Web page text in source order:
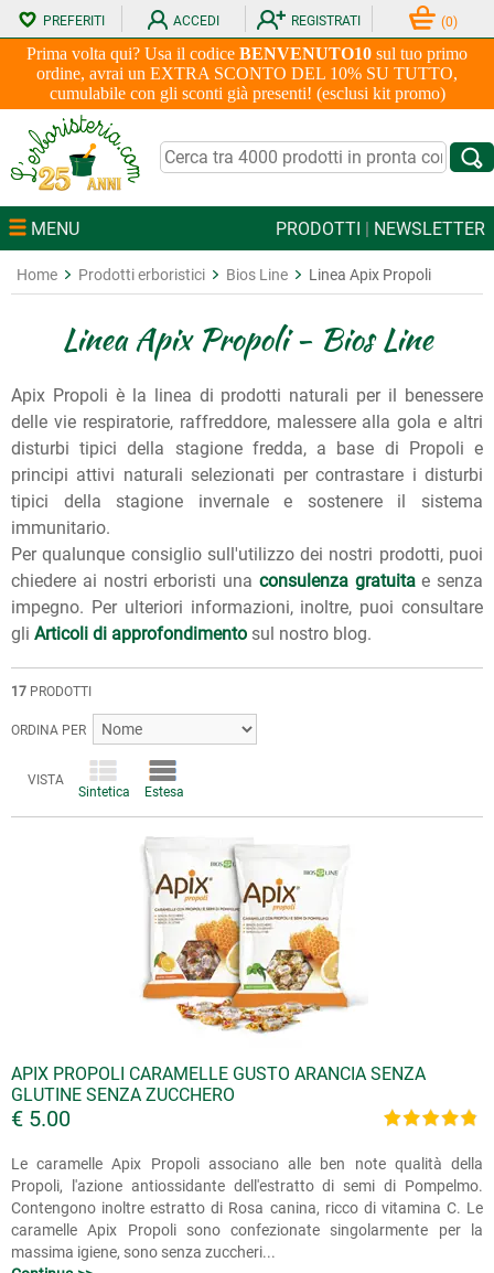
Prima volta qui? Usa il codice BENVENUTO10 sul tuo primo
ordine, avrai un EXTRA SCONTO DEL 10% SU TUTTO,
cumulabile con gli sconti già presenti! (esclusi kit promo)
PREFERITI ACCEDI REGISTRATI (0)
MENU PRODOTTI | NEWSLETTER
Home Prodotti erboristici Bios Line Linea Apix Propoli
Linea Apix Propoli - Bios Line
Apix Propoli è la linea di prodotti naturali per il benessere
delle vie respiratorie, raffreddore, malessere alla gola e altri
disturbi tipici della stagione fredda, a base di Propoli e
principi attivi naturali selezionati per contrastare i disturbi
tipici della stagione invernale e sostenere il sistema
immunitario.
Per qualunque consiglio sull'utilizzo dei nostri prodotti, puoi
chiedere ai nostri erboristi una consulenza gratuitae senza
impegno. Per ulteriori informazioni, inoltre, puoi consultare
gli Articoli di approfondimento sul nostro blog.
17 PRODOTTI
ORDINA PER
VISTA
Sintetica Estesa
APIX PROPOLI CARAMELLE GUSTO ARANCIA SENZA
GLUTINE SENZA ZUCCHERO
€ 5.00
Le caramelle Apix Propoli associano alle ben note qualità della
Propoli, l'azione antiossidante dell'estratto di semi di Pompelmo.
Contengono inoltre estratto di Rosa canina, ricco di vitamina C. Le
caramelle Apix Propoli sono confezionate singolarmente per la
massima igiene, sono senza zuccheri...